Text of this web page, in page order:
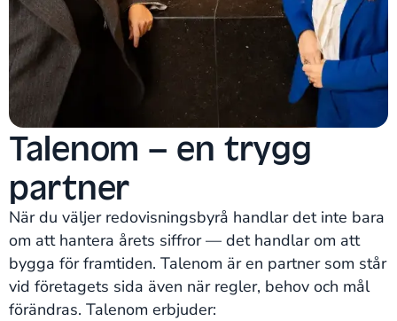
Talenom – en trygg
partner
När du väljer redovisningsbyrå handlar det inte bara
om att hantera årets siffror — det handlar om att
bygga för framtiden. Talenom är en partner som står
vid företagets sida även när regler, behov och mål
förändras. Talenom erbjuder: